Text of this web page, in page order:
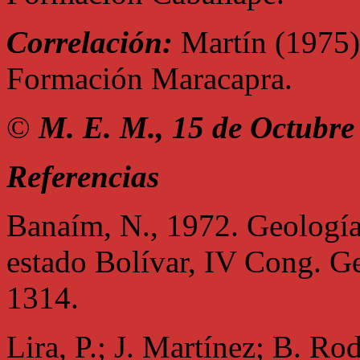
Correlación: Martín
Formación Maracapra.
©M. E. M., 15 de Octubre
Referencias
Banaím, N., 1972.
estado Bolívar, IV Cong.
1314.
Lira, P.; J. Martínez; B.